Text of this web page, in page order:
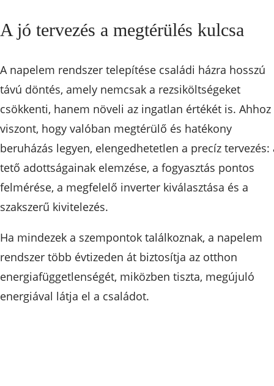
A jó tervezés a megtérülés kulcsa
A napelem rendszer telepítése családi házra hosszú
távú döntés, amely nemcsak a rezsiköltségeket
csökkenti, hanem növeli az ingatlan értékét is. Ahhoz
viszont, hogy valóban megtérülő és hatékony
beruházás legyen, elengedhetetlen a precíz tervezés:
tető adottságainak elemzése, a fogyasztás pontos
felmérése, a megfelelő inverter kiválasztása és a
szakszerű kivitelezés.
Ha mindezek a szempontok találkoznak, a napelem
rendszer több évtizeden át biztosítja az otthon
energiafüggetlenségét, miközben tiszta, megújuló
energiával látja el a családot.